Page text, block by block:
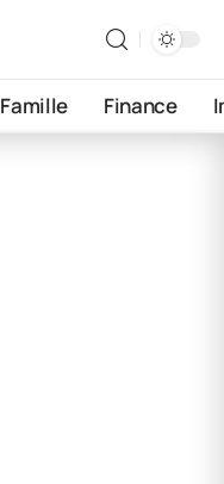
Famille Finance